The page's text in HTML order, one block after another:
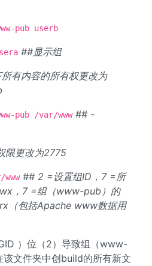
pub userb
##显示组
有内容的所有权更改为
pub /var/www ## -
限更改为2775
## 2 =设置组ID，7 =所
，7 =组（www-pub）的
（包括Apache www数据用
）位（2）导致组（www-
文件夹中创build的所有新文